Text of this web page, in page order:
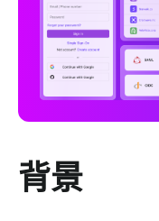
背景